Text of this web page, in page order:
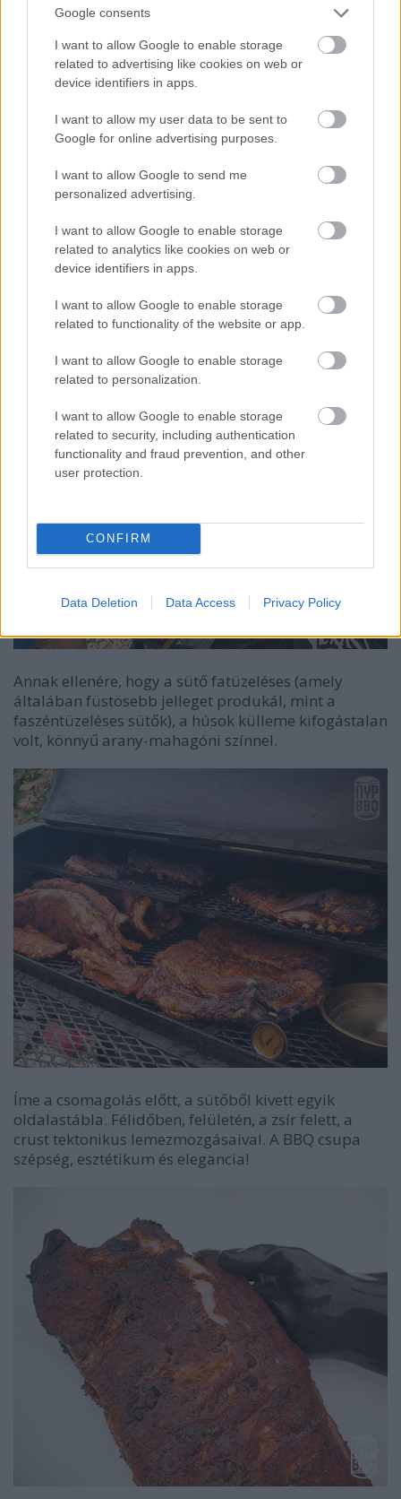
Google consents
I want to allow Google to enable storage
related to advertising like cookies on web or
device identifiers in apps.
I want to allow my user data to be sent to
Google for online advertising purposes.
I want to allow Google to send me
personalized advertising.
I want to allow Google to enable storage
related to analytics like cookies on web or
device identifiers in apps.
I want to allow Google to enable storage
related to functionality of the website or app.
I want to allow Google to enable storage
related to personalization.
I want to allow Google to enable storage
related to security, including authentication
functionality and fraud prevention, and other
user protection.
CONFIRM
Data Deletion Data Access Privacy Policy
Miután stabilizáltuk a hőmérsékletet, és a szmókert
kiismerve, a tűztér mellé vizesedények kerültek, a
sütő nagyon szép teljesítményt produkált. Az
oldalasok a 3-2-1-es módszerrel sültek, az első 3
órában többször is kaptak 5%-os almaecet + almalé
1:1 arányú keverékéből készített spriccet.
Annak ellenére, hogy a sütő fatüzeléses (amely
általában füstösebb jelleget produkál, mint a
faszéntüzeléses sütők), a húsok külleme kifogástalan
volt, könnyű arany-mahagóni színnel.
Íme a csomagolás előtt, a sütőből kivett egyik
oldalastábla. Félidőben, felületén, a zsír felett, a
crust tektonikus lemezmozgásaival. A BBQ csupa
szépség, esztétikum és elegancia!